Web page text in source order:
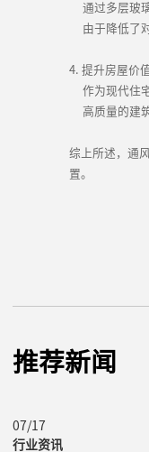
通过多层玻璃
由于降低了对
4. 提升房屋价值
作为现代住宅
高质量的建筑
综上所述，通
置。
推荐新闻
07/17
行业资讯